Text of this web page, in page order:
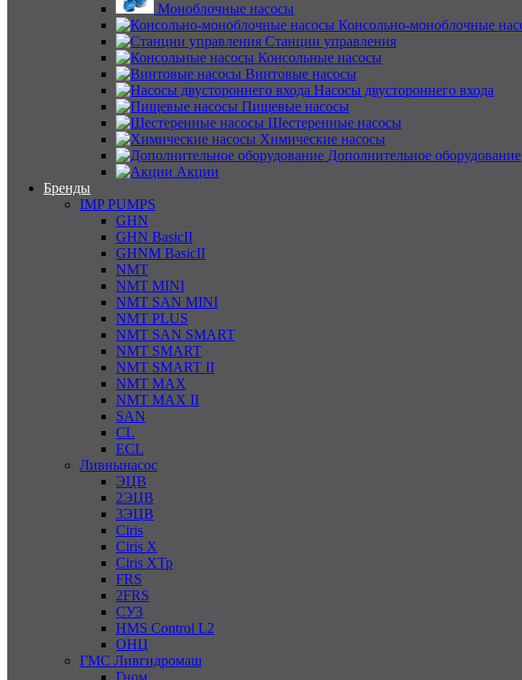
Моноблочные насосы
Консольно-моноблочные
Станции управления
Консольные насосы
Винтовые насосы
Насосы двустороннего входа
Пищевые насосы
Шестеренные насосы
Химические насосы
Дополнительное оборудование
Акции
Бренды
IMP PUMPS
GHN
GHN BasicII
GHNM BasicII
NMT
NMT MINI
NMT SAN MINI
NMT PLUS
NMT SAN SMART
NMT SMART
NMT SMART II
NMT MAX
NMT MAX II
SAN
CL
ECL
Ливнынасос
ЭЦВ
2ЭЦВ
3ЭЦВ
Ciris
Ciris X
Ciris ХТр
FRS
2FRS
СУЗ
HMS Control L2
ОНЦ
ГМС Ливгидромаш
Гном